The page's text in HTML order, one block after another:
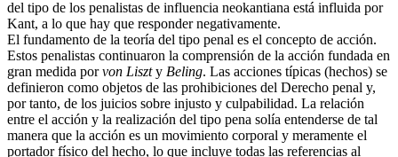
del tipo de los penalistas de influencia neokantiana está influida por
Kant, a lo que hay que responder negativamente.
El fundamento de la teoría del tipo penal es el concepto de acción.
Estos penalistas continuaron la comprensión de la acción fundada en
gran medida porvon Liszty Beling. Las acciones típicas (hechos) se
definieron como objetos de las prohibiciones del Derecho penal y,
por tanto, de los juicios sobre injusto y culpabilidad. La relación
entre el acción y la realización del tipo pena solía entenderse de tal
manera que la acción es un movimiento corporal y meramente el
portador físico del hecho, lo que incluye todas las referencias al